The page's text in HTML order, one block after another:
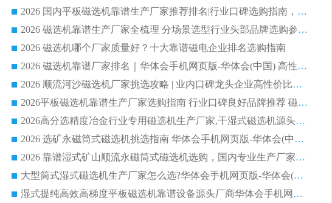
2026 国内平板磁选机靠谱生产厂家推荐排名|行业口碑选购指南，领域强者按需选设备
2026 磁选机靠谱生产厂家全梳理 分场景选型行业头部品牌选购参考攻略
2026 磁选机哪个厂家质量好？十大靠谱磁电企业排名选购指南
2026 磁选机靠谱厂家排名｜华体会手机网页版-华体会(中国) 高性价比磁选机磁电品牌
2026 顺流河沙磁选机厂家挑选攻略 | 业内口碑龙头企业高性价比品牌推荐
2026平板磁选机靠谱生产厂家选购指南 行业口碑良好品牌推荐 磁电领域实力强者
2026高分选精度冶金行业专用磁选机生产厂家,干湿式磁选机源头供应商推荐
2026 选矿永磁筒式磁选机挑选指南 华体会手机网页版-华体会(中国) 推荐品牌行业口碑佳实力突出
2026 靠谱湿式矿山顺流永磁筒式磁选机选购，国内专业生产厂家华体会手机网页版-华体会(中国) 综合实力出众
大型筒式湿式磁选机生产厂家怎么选?华体会手机网页版-华体会(中国) 设备口碑广受行业认可
湿式提纯高效高梯度平板磁选机靠谱设备源头厂商华体会手机网页版-华体会(中国) 综合测评